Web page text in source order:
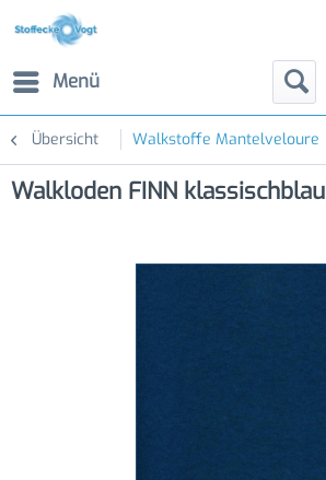
Menü
Übersicht Walkstoffe Mantelveloure
Walkloden FINN klassischblau